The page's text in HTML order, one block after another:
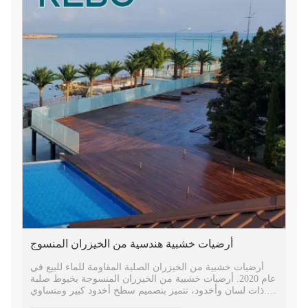
أرضيات خشبية هندسية من الخيزران المنسوج
أرضيات خشبية من الخيزران الصلبة المقاومة للماء للبيع في
عام 2020. أرضيات خشبية من الخيزران المنسوجة بخيوط صلبة
ذات لسان وأخدود، تتميز بتصميم سطح أخدود كبير ومتساوي.